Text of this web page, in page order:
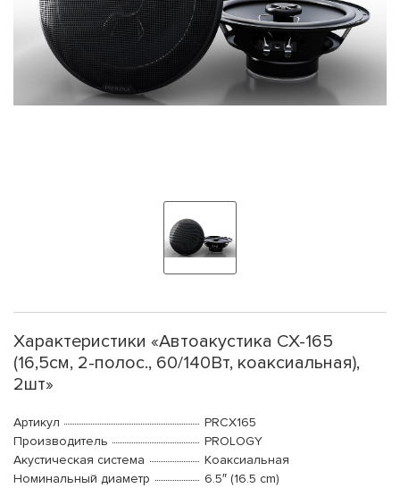
Характеристики «Автоакустика CX-165
(16,5см, 2-полос., 60/140Вт, коаксиальная),
2шт»
Артикул
PRCX165
Производитель
PROLOGY
Акустическая система
Коаксиальная
Номинальный диаметр
6.5″ (16.5 cm)